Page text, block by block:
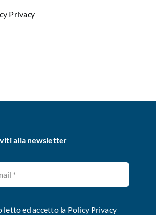
Privacy
alla newsletter
letto ed accetto la Policy Privacy